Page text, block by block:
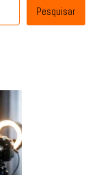
Pesquisar